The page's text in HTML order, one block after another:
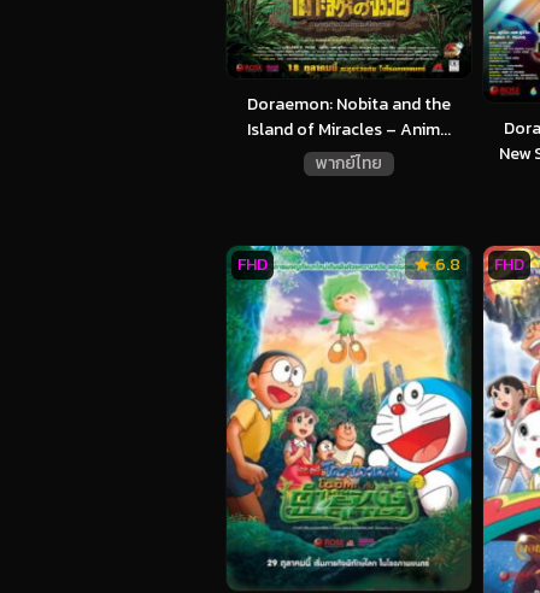
Doraemon: Nobita and the
Island of Miracles – Anim...
พากย์ไทย
New
6.8
FHD FHD